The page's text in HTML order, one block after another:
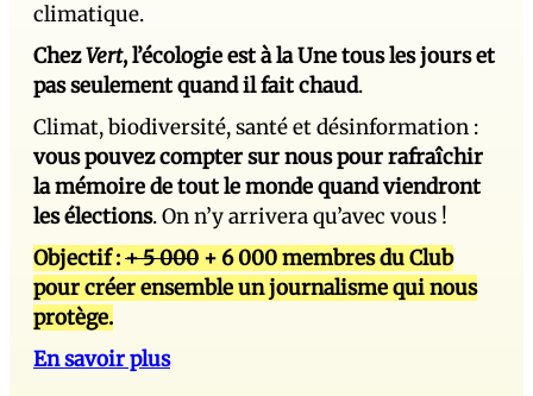
climatique.
ChezVert, l’écologie est à la Une tous les jours et
pas seulement quand il fait chaud.
Climat, biodiversité, santé et désinformation :
vous pouvez compter sur nous pour rafraîchir
la mémoire de tout le monde quand viendront
les élections. On n’y arrivera qu’avec vous !
Objectif :+ 5 000 + 6 000 membres du Club
pour créer ensemble un journalisme qui nous
protège.
En savoir plus